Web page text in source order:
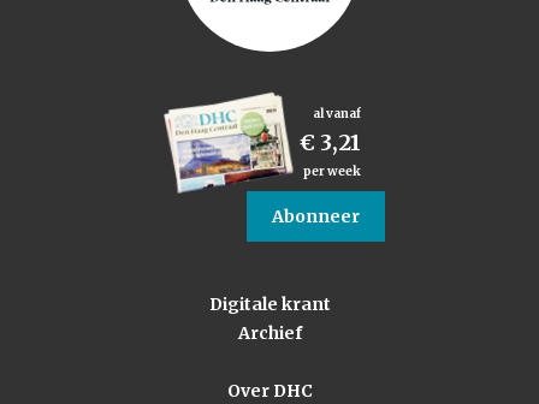
al vanaf
€ 3,21
per week
Abonneer
Digitale krant
Archief
Over DHC